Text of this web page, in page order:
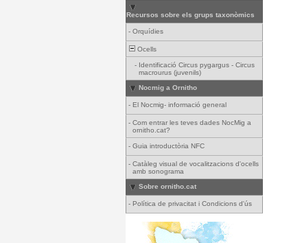
Recursos sobre els grups taxonòmics
- Orquídies
Ocells
- Identificació Circus pygargus - Circus
macrourus (juvenils)
Nocmig a Ornitho
- El Nocmig- informació general
- Com entrar les teves dades NocMig a
ornitho.cat?
- Guia introductòria NFC
- Catàleg visual de vocalitzacions d'ocells
amb sonograma
Sobre ornitho.cat
- Política de privacitat i Condicions d'ús